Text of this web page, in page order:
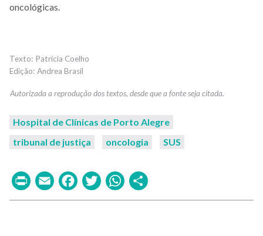
oncológicas.
Patrícia Coelho
Andrea Brasil
Hospital de Clínicas de Porto Alegre
tribunal de justiça
oncologia SUS
PrintEmailFacebook
TwitterWhatsApp